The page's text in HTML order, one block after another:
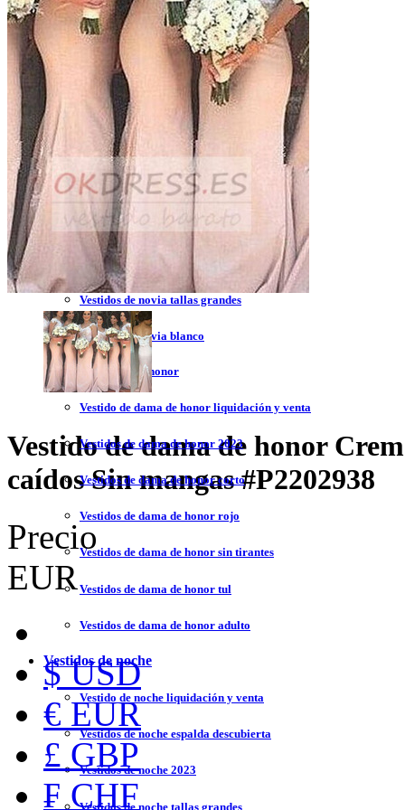
Vestidos de novia 2023
Vestidos de novia sin tirantes
Vestidos de novia encaje
Vestidos de novia corte princesa
Vestidos de novia sencillo
Vestidos de novia corte sirena
Vestidos de novia corto
Vestidos de novia espalda descubierta
Vestidos de novia tallas grandes
Vestidos de novia blanco
Vestidos de dama de honor
Vestido de dama de honor liquidación y venta
Vestidos de dama de honor 2023
Vestidos de dama de honor corto
Vestidos de dama de honor rojo
Vestidos de dama de honor sin tirantes
Vestidos de dama de honor tul
Vestidos de dama de honor adulto
Vestidos de noche
Vestido de noche liquidación y venta
Vestidos de noche espalda descubierta
Vestidos de noche 2023
Vestidos de noche tallas grandes
Vestido de dama de honor
caídos Sin mangas#P2202938
Precio
EUR
$ USD
€ EUR
£ GBP
₣ CHF